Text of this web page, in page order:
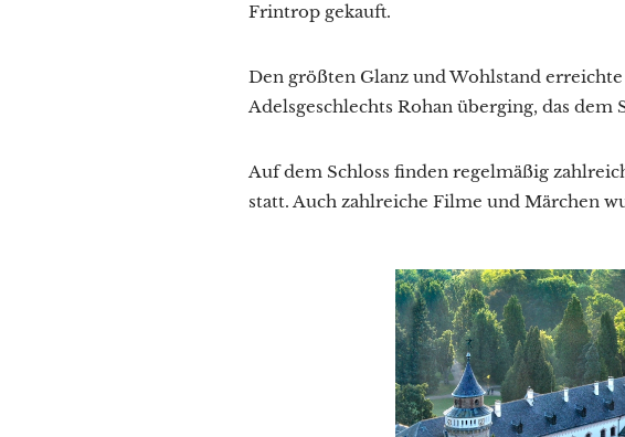
Frintrop gekauft.
Den größten Glanz und Wohlstand erreichte
Adelsgeschlechts Rohan überging, das dem
Auf dem Schloss finden regelmäßig
statt. Auch zahlreiche Filme und Märchen